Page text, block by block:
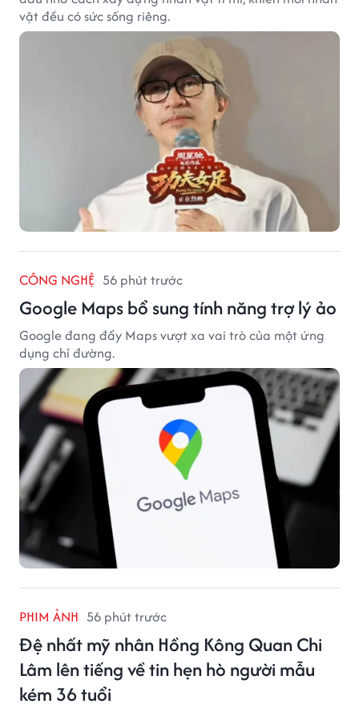
vật đều có sức sống riêng.
CÔNG NGHỆ 56 phút trước
Google Maps bổ sung tính năng trợ lý ảo
Google đang đẩy Maps vượt xa vai trò của một ứng
dụng chỉ đường.
PHIM ẢNH 56 phút trước
Đệ nhất mỹ nhân Hồng Kông Quan Chi
Lâm lên tiếng về tin hẹn hò người mẫu
kém 36 tuổi